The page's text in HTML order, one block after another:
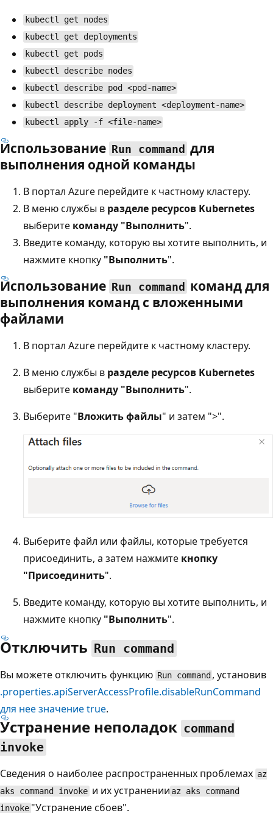
kubectl get nodes
kubectl get deployments
kubectl get pods
kubectl describe nodes
kubectl describe pod <pod-name>
kubectl describe deployment <deployment-name>
kubectl apply -f <file-name>
Использование Run command для
выполнения одной команды
В портал Azure перейдите к частному кластеру.
В меню службы в разделе ресурсов Kubernetes
выберите команду "Выполнить".
Введите команду, которую вы хотите выполнить, и
нажмите кнопку "Выполнить".
Использование Run command команд для
выполнения команд с вложенными
файлами
В портал Azure перейдите к частному кластеру.
В меню службы в разделе ресурсов Kubernetes
выберите команду "Выполнить".
Выберите "Вложить файлы" и затем ">".
Выберите файл или файлы, которые требуется
присоединить, а затем нажмите кнопку
"Присоединить".
Введите команду, которую вы хотите выполнить, и
нажмите кнопку "Выполнить".
Отключить Run command
Вы можете отключить функцию Run command , установив
.properties.apiServerAccessProfile.disableRunCommand
для нее значениеtrue.
Устранение неполадок command
invoke
Сведения о наиболее распространенных проблемах az
aks command invoke и их устранении az aks command
invoke "Устранениесбоев".